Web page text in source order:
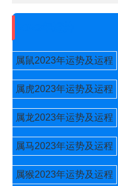
属鼠2023年运势及运程
属虎2023年运势及运程
属龙2023年运势及运程
属马2023年运势及运程
属猴2023年运势及运程